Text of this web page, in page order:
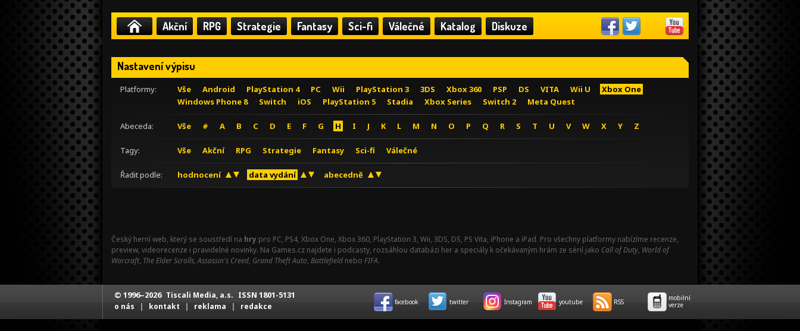
Akční RPG Strategie Fantasy Sci-fi Válečné Katalog Diskuze
Nastavení výpisu
Platformy: Vše Android PlayStation 4 PC Wii PlayStation 3 3DS Xbox 360 PSP DS VITA Wii U
Xbox One
Windows Phone 8
Switch iOS PlayStation 5 Stadia Xbox Series Switch 2 Meta Quest
Abeceda: Vše # A B C D E F G H I J K L M N O P Q R S T U V W X Y Z
Tagy: Vše Akční RPG Strategie Fantasy Sci-fi Válečné
Řadit podle: hodnocení data vydání abecedně
Český herní web, který se soustředí na hry pro PC, PS4, Xbox One, Xbox 360, PlayStation 3, Wii, 3DS, DS, PS Vita, iPhone a iPad. Pro všechny platformy nabízíme recenze,
preview, videorecenze i pravidelné novinky. Na Games.cz najdete i podcasty, rozsáhlou databázi her a speciály k očekávaným hrám ze sérií jako Call of Duty, World of
Warcraft, The Elder Scrolls,Assassin's Creed, Grand Theft Auto, Battlefield nebo FIFA.
© 1996–2026 Tiscali Media, a.s. ISSN 1801-5131
o nás | kontakt | reklama | redakce facebook twitter Instagram youtube RSS
mobilní
verze